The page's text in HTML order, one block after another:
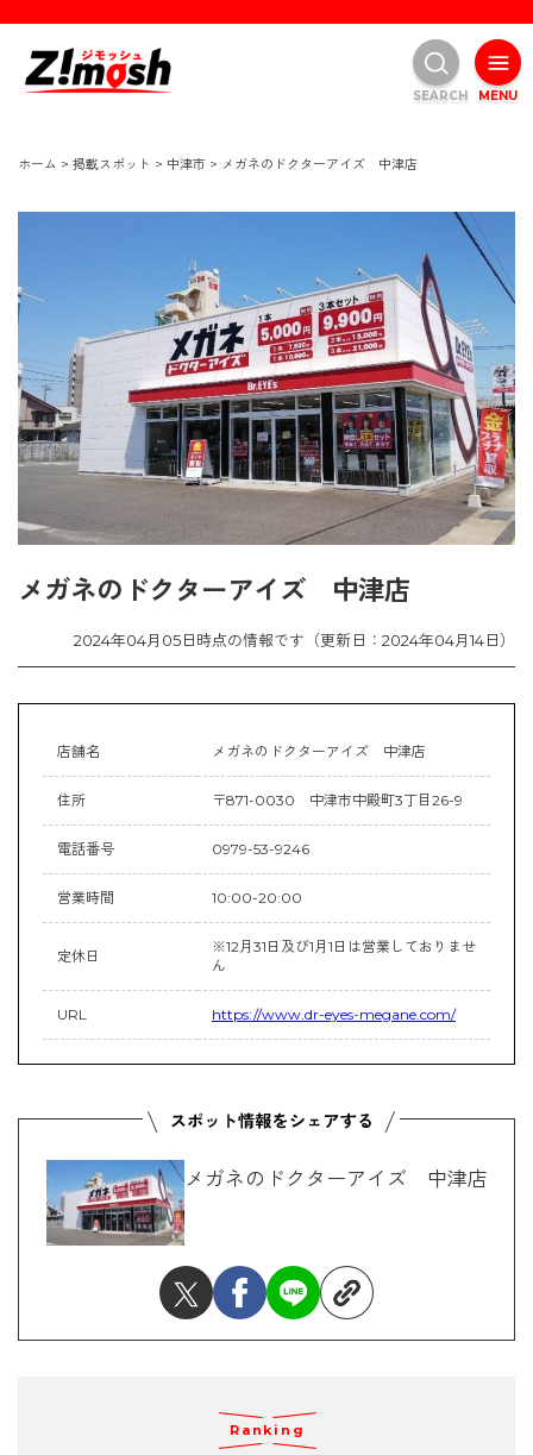
ホーム > 掲載スポット > 中津市 > メガネのドクターアイズ 中津店
メガネのドクターアイズ 中津店
2024年04月05日時点の情報です（更新日：2024年04月14日）
店舗名 メガネのドクターアイズ 中津店
住所 〒871-0030 中津市中殿町3丁目26-9
電話番号 0979-53-9246
営業時間 10:00-20:00
定休日
※12月31日及び1月1日は営業しておりませ
ん
URL https://www.dr-eyes-megane.com/
メガネのドクターアイズ 中津店
Ranking
MENU
SEARCH